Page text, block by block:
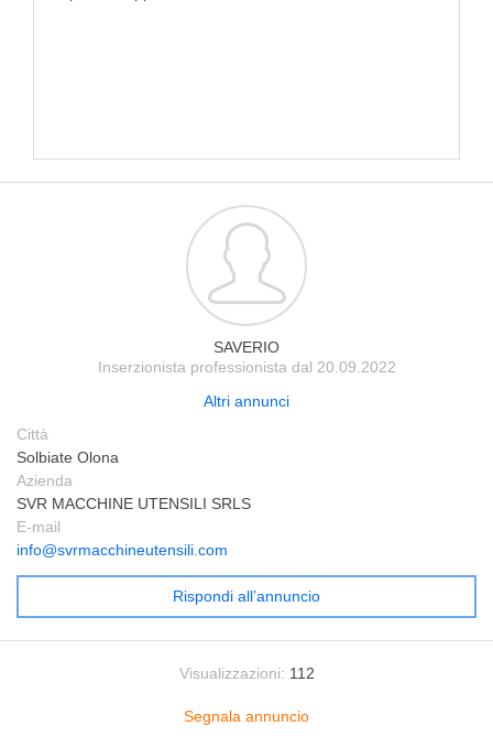
SAVERIO
Inserzionista professionista dal 20.09.2022
Altri annunci
Città
Solbiate Olona
Azienda
SVR MACCHINE UTENSILI SRLS
E-mail
info@svrmacchineutensili.com
Rispondi all’annuncio
Visualizzazioni: 112
Segnala annuncio